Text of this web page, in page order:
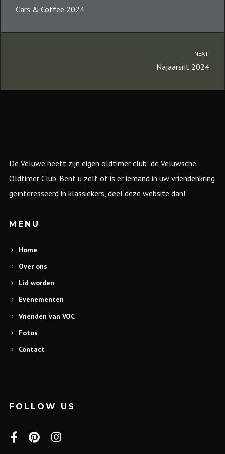
Cars & Coffee 2024
NEXT
Najaarsrit 2024
De Veluwe heeft zijn eigen oldtimer club: de Veluwsche
Oldtimer Club. Bent u zelf of is er iemand in uw vriendenkring
geïnteresseerd in klassiekers, deel deze website dan!
MENU
Home
Over ons
Lid worden
Evenementen
Vrienden van VOC
Fotos
Contact
FOLLOW US